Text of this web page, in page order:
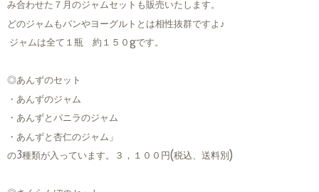
み合わせた７月のジャムセットも販売いたします。
どのジャムもパンやヨーグルトとは相性抜群ですよ♪
ジャムは全て１瓶 約１５０gです。
◎あんずのセット
・あんずのジャム
・あんずとバニラのジャム
・あんずと杏仁のジャム」
の3種類が入っています。３，１００円(税込、送料別)